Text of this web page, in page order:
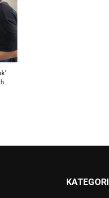
KATEGORI